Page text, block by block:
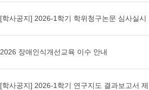
[학사공지] 2026-1학기 학위청구논문 심사실
2026 장애인식개선교육 이수 안내
[학사공지] 2026-1학기 연구지도 결과보고서